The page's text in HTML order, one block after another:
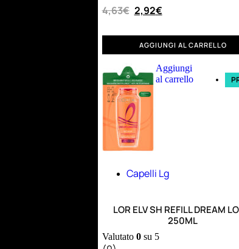
4,63€ 2,92€
AGGIUNGI AL CARRELLO
Aggiungi
al carrello
Capelli Lg
LOR ELV SH REFILL DREAM
250ML
Valutato 0su 5